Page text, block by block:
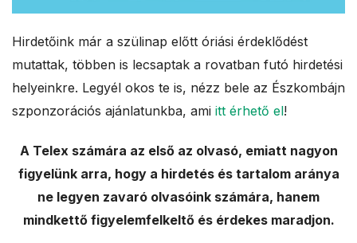
Hirdetőink már a szülinap előtt óriási érdeklődést
mutattak, többen is lecsaptak a rovatban futó hirdetési
helyeinkre. Legyél okos te is, nézz bele az Észkombájn
szponzorációs ajánlatunkba, ami itt érhető el!
A Telex számára az első az olvasó, emiatt nagyon
figyelünk arra, hogy a hirdetés és tartalom aránya
ne legyen zavaró olvasóink számára, hanem
mindkettő figyelemfelkeltő és érdekes maradjon.